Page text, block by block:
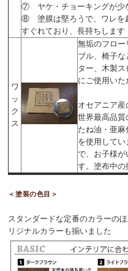
⑦ ヤケ・チョーキングが少
⑧ 塗膜は堅ろうで、ワレを
すぐれており、長持ちします
ワ
ッ
ク
ス
無垢のフロ
ブル、椅子
ター、木製
にご使用いた
オセアニア
世界最高品
たね油・亜
を使用して
で、お子様が
す。塗布中の
＜塗装の色目＞
スタンダードな定番のカラーの
リジナルカラーも揃いました